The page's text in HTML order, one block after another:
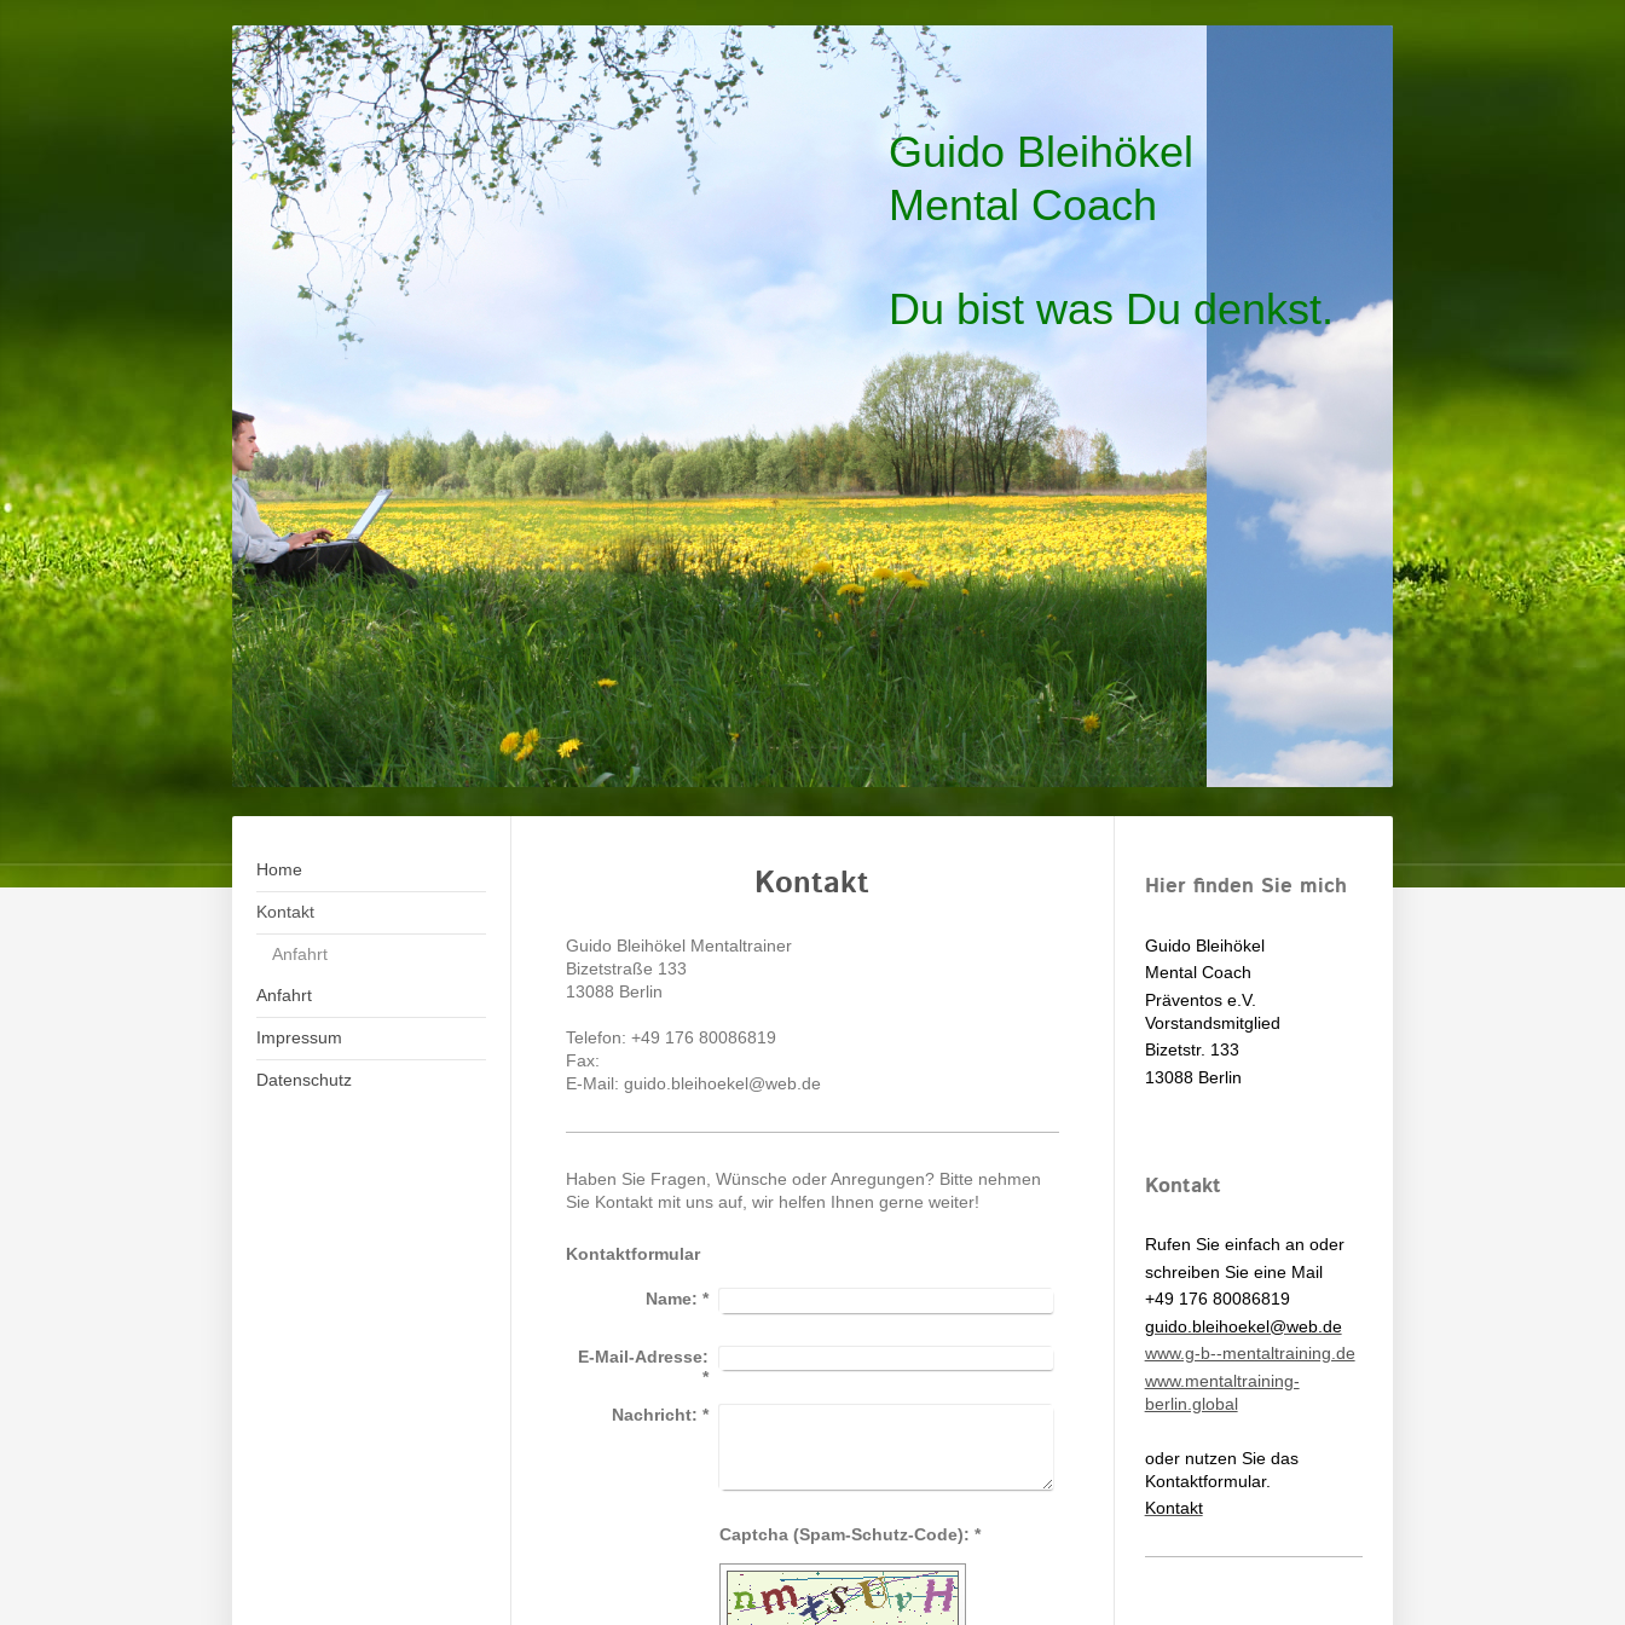
Guido Bleihökel
Mental Coach
Du bist was Du denkst.
Home
Kontakt
Anfahrt
Anfahrt
Impressum
Datenschutz
Kontakt
Guido Bleihökel Mentaltrainer
Bizetstraße 133
13088 Berlin
Telefon:+49 176 80086819
Fax:
E-Mail:guido.bleihoekel@web.de
Haben Sie Fragen, Wünsche oder Anregungen? Bitte nehmen
Sie Kontakt mit uns auf, wir helfen Ihnen gerne weiter!
Kontaktformular
Name: *
E-Mail-Adresse:
*
Nachricht: *
Captcha (Spam-Schutz-Code): *
Hier finden Sie mich
Guido Bleihökel
Mental Coach
Präventos e.V.
Vorstandsmitglied
Bizetstr. 133
13088 Berlin
Kontakt
Rufen Sie einfach an oder
schreiben Sie eine Mail
+49 176 80086819
guido.bleihoekel@web.de
www.g-b--mentaltraining.de
www.mentaltraining-
berlin.global
oder nutzen Sie das
Kontaktformular.
Kontakt